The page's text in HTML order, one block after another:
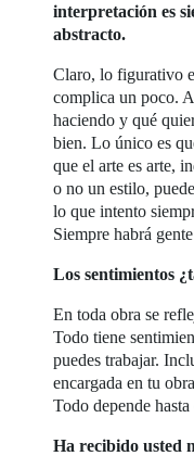
interpretación es
abstracto.
Claro, lo figurativo
complica un poco.
haciendo y qué
bien. Lo único es
que el arte es arte,
o no un estilo,
lo que intento
Siempre habrá
Los sentimientos
En toda obra se
Todo tiene
puedes trabajar.
encargada en tu
Todo depende
Ha recibido usted